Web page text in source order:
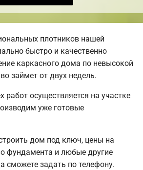
плотников нашей
быстро и качественно
каркасного дома по невысокой
займет от двух недель.
работ осуществляется на участке
уже готовые
дом под ключ, цены на
фундамента и любые другие
сможете задать по телефону.